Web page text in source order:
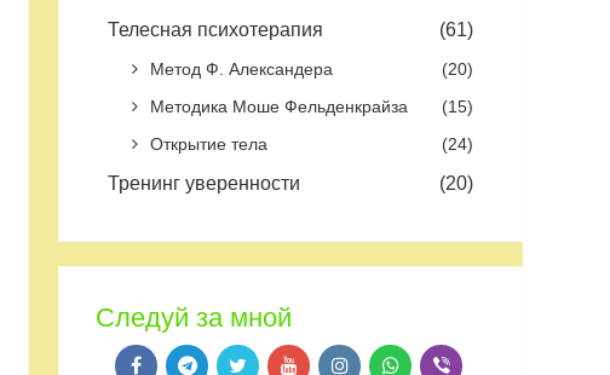
Телесная психотерапия
(61)
Метод Ф. Александера
(20)
Методика Моше Фельденкрайза
(15)
Открытие тела
(24)
Тренинг уверенности (20)
Следуй за мной